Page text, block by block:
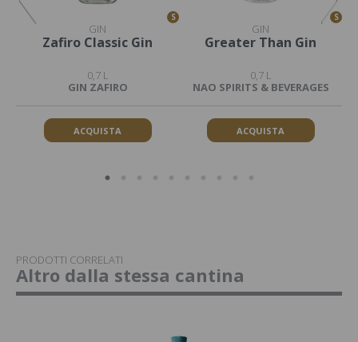
S
GIN
Zafiro Classic Gin
0,7 L
GIN ZAFIRO
ACQUISTA
S
GIN
Greater Than Gin
0,7 L
NAO SPIRITS & BEVERAGES
ACQUISTA
PRODOTTI CORRELATI
Altro dalla stessa cantina